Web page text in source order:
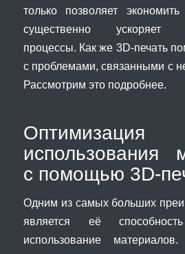
только позволяет
существенно ускоряет
процессы. Как же 3D-печать
с проблемами, связанными с
Рассмотрим это подробнее.
Оптимизация
использования
с помощью 3D-
Одним из самых больших
является её
использование